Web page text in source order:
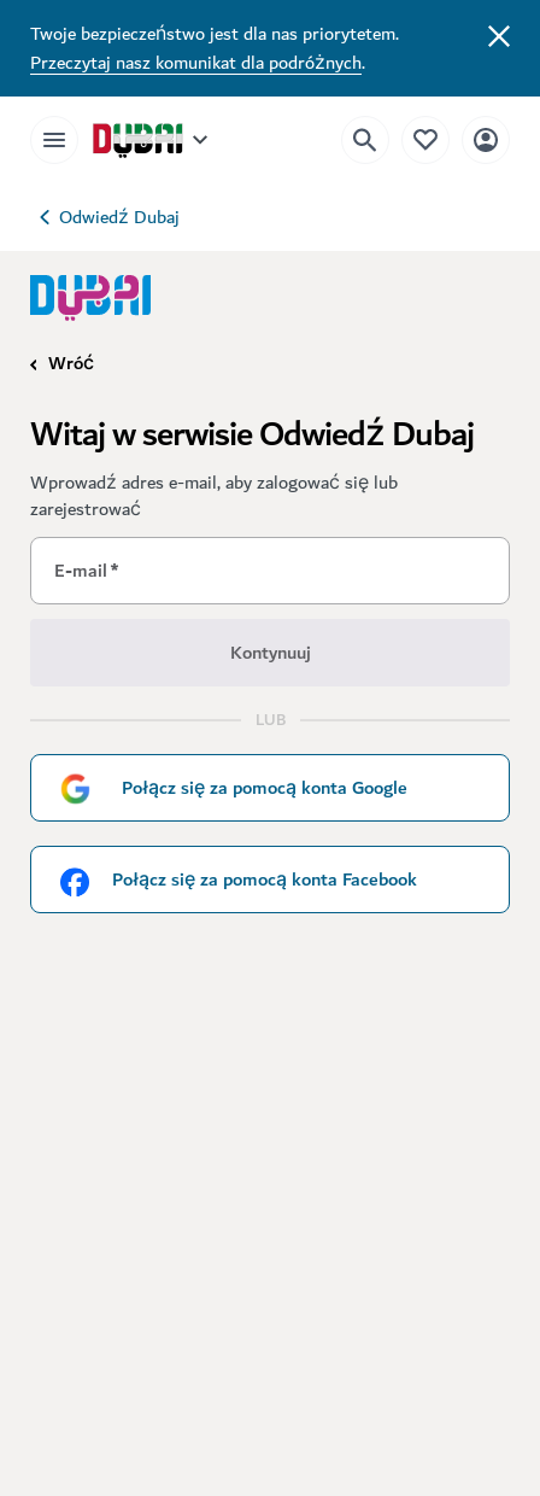
Twoje bezpieczeństwo jest dla nas priorytetem.
Przeczytaj nasz komunikat dla podróżnych.
Odwiedź Dubaj
Wróć
Witaj w serwisie Odwiedź Dubaj
Wprowadź adres e-mail, aby zalogować się lub
zarejestrować
E-mail*
Kontynuuj
LUB
Połącz się za pomocą konta Google
Połącz się za pomocą konta Facebook